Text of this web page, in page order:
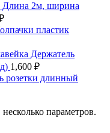
Длина 2м, ширина
пластик
Держатель
1,600 ₽
розетки длинный
параметров.